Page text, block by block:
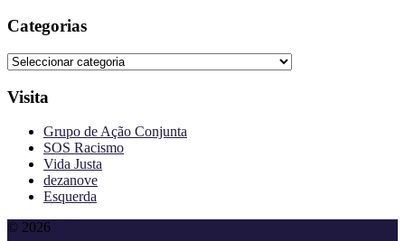
Categorias
Categorias
Visita
Grupo de Ação Conjunta
SOS Racismo
Vida Justa
dezanove
Esquerda
To
© 2026